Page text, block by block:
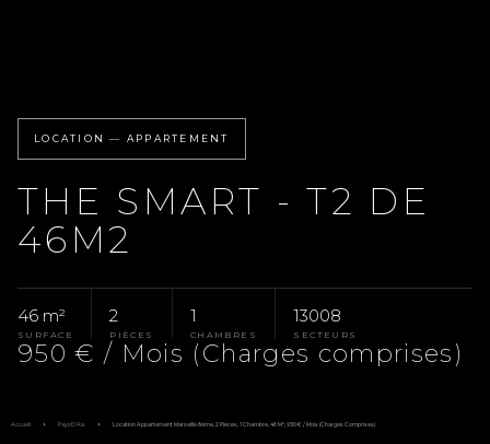
LOCATION — APPARTEMENT
THE SMART - T2 DE
46M2
46 m²
SURFACE
2
PIÈCES
1
CHAMBRES
13008
SECTEURS
950 € / Mois (Charges comprises)
Accueil Pays D'Aix Location Appartement Marseille 8ème, 2 Pièces, 1 Chambre, 46 M², 950 € / Mois (Charges Comprises)